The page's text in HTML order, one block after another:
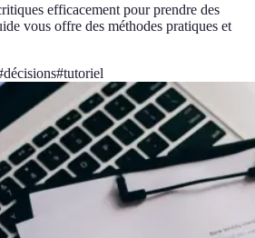
efficacement pour prendre des
vous offre des méthodes pratiques et
décisions#tutoriel